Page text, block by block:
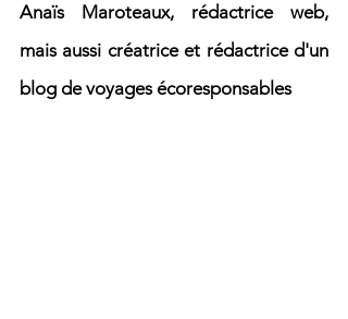
Anaïs Maroteaux, rédactrice web,
mais aussi créatrice et rédactrice d'un
blog de voyages écoresponsables